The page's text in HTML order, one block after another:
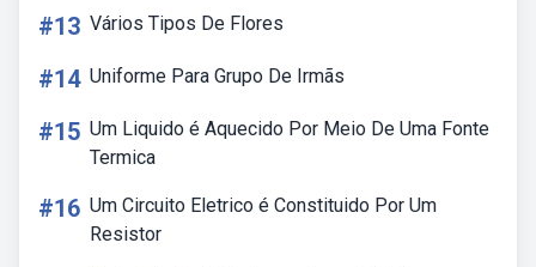
#13 Vários Tipos De Flores
#14 Uniforme Para Grupo De Irmãs
#15 Um Liquido é Aquecido Por Meio De Uma Fonte
Termica
#16 Um Circuito Eletrico é Constituido Por Um
Resistor